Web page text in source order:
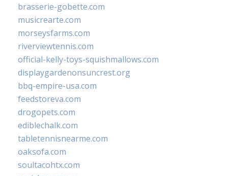
brasserie-gobette.com
musicrearte.com
morseysfarms.com
riverviewtennis.com
official-kelly-toys-squishmallows.com
displaygardenonsuncrest.org
bbq-empire-usa.com
feedstoreva.com
drogopets.com
ediblechalk.com
tabletennisnearme.com
oaksofa.com
soultacohtx.com